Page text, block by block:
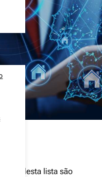
desta lista são